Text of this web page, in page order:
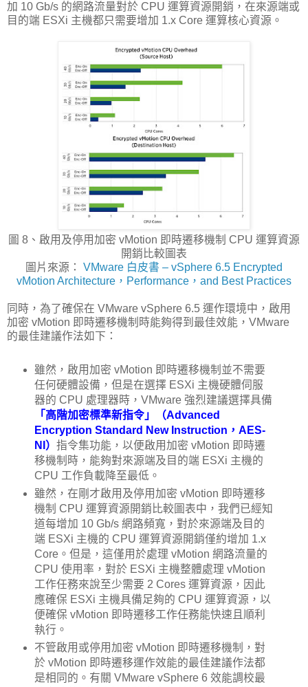
加 10 Gb/s 的網路流量對於 CPU 運算資源開銷，在來源端或
目的端 ESXi 主機都只需要增加 1.x Core 運算核心資源。
圖 8、啟用及停用加密 vMotion 即時遷移機制 CPU 運算資源
開銷比較圖表
圖片來源： VMware 白皮書 – vSphere 6.5 Encrypted
vMotion Architecture，Performance，and Best Practices
同時，為了確保在 VMware vSphere 6.5 運作環境中，啟用
加密 vMotion 即時遷移機制時能夠得到最佳效能，VMware
的最佳建議作法如下：
雖然，啟用加密 vMotion 即時遷移機制並不需要
任何硬體設備，但是在選擇 ESXi 主機硬體伺服
器的 CPU 處理器時，VMware 強烈建議選擇具備
「高階加密標準新指令」（Advanced
Encryption Standard New Instruction，AES-
NI） 指令集功能，以便啟用加密 vMotion 即時遷
移機制時，能夠對來源端及目的端 ESXi 主機的
CPU 工作負載降至最低。
雖然，在剛才啟用及停用加密 vMotion 即時遷移
機制 CPU 運算資源開銷比較圖表中，我們已經知
道每增加 10 Gb/s 網路頻寬，對於來源端及目的
端 ESXi 主機的 CPU 運算資源開銷僅約增加 1.x
Core。但是，這僅用於處理 vMotion 網路流量的
CPU 使用率，對於 ESXi 主機整體處理 vMotion
工作任務來說至少需要 2 Cores 運算資源，因此
應確保 ESXi 主機具備足夠的 CPU 運算資源，以
便確保 vMotion 即時遷移工作任務能快速且順利
執行。
不管啟用或停用加密 vMotion 即時遷移機制，對
於 vMotion 即時遷移運作效能的最佳建議作法都
是相同的。有關 VMware vSphere 6 效能調校最